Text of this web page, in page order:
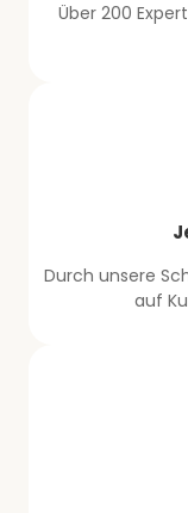
Über 200
Durch unsere
auf